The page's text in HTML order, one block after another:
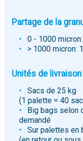
Partage de la
0 - 1000
> 1000 micron:
Unités de livraison
Sacs de 25 kg
(1 palette = 40
Big bags selon
demandé
Sur palettes en